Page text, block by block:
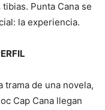
Punta Cana se
la experiencia.
trama de una novela,
Cap Cana llegan